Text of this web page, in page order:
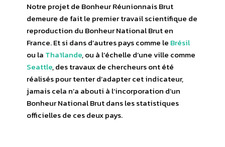
Notre projet de Bonheur Réunionnais Brut
demeure de fait le premier travail scientifique de
reproduction du Bonheur National Brut en
France. Et si dans d’autres pays comme le Brésil
ou la Thaïlande, ou à l’échelle d’une ville comme
Seattle, des travaux de chercheurs ont été
réalisés pour tenter d’adapter cet indicateur,
jamais cela n’a abouti à l’incorporation d’un
Bonheur National Brut dans les statistiques
officielles de ces deux pays.